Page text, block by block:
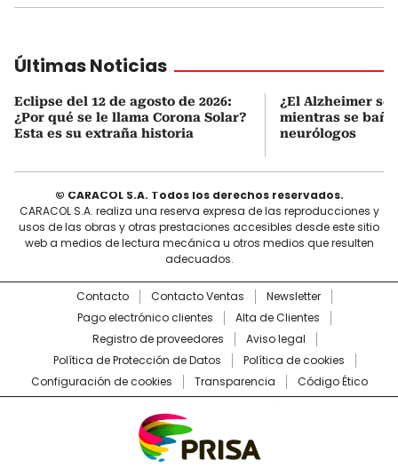
Últimas Noticias
Eclipse del 12 de agosto de 2026:
¿Por qué se le llama Corona Solar?
Esta es su extraña historia
¿El Alzheimer
mientras se
neurólogos
© CARACOL S.A. Todos los derechos reservados.
CARACOL S.A. realiza una reserva expresa de las reproducciones y
usos de las obras y otras prestaciones accesibles desde este sitio
web a medios de lectura mecánica u otros medios que resulten
adecuados.
Contacto Contacto Ventas
Newsletter
Pago electrónico clientes
Alta de Clientes
Registro de proveedores
Aviso legal
Política de Protección de Datos
Política de cookies
Configuración de cookies
Transparencia Código Ético